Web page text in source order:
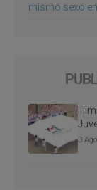
mismo sexo
3